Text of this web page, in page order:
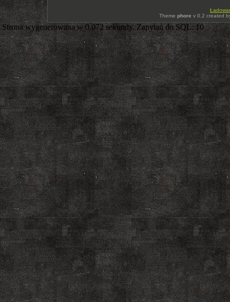
Theme phore v 0.2 created
Strona wygenerowana w 0.072 sekundy. Zapytań do SQL: 10